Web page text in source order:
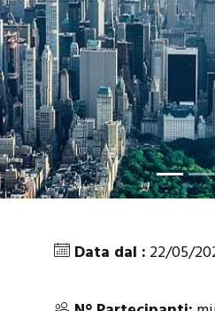
Data dal : 22/05/